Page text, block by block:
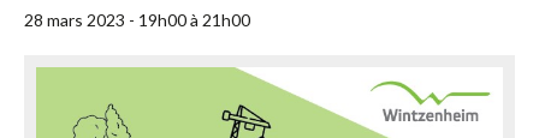
28 mars 2023 - 19h00à 21h00